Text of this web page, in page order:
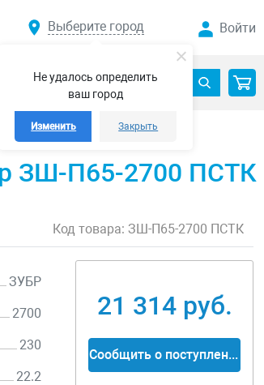
Не удалось определить
ваш город
Изменить Закрыть
Выберите город Войти
ЗШ-П65-2700 ПСТК
Код товара: ЗШ-П65-2700 ПСТК
ЗУБР
2700
230
22.2
21 314 руб.
Сообщить о поступлении